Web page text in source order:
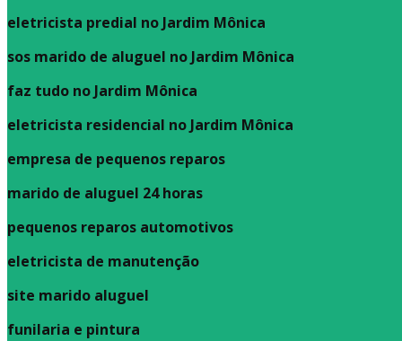
eletricista predial no Jardim Mônica
sos marido de aluguel no Jardim Mônica
faz tudo no Jardim Mônica
eletricista residencial no Jardim Mônica
empresa de pequenos reparos
marido de aluguel 24 horas
pequenos reparos automotivos
eletricista de manutenção
site marido aluguel
funilaria e pintura